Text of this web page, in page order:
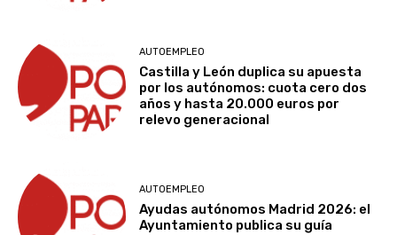
AUTOEMPLEO
Castilla y León duplica su apuesta
por los autónomos: cuota cero dos
años y hasta 20.000 euros por
relevo generacional
AUTOEMPLEO
Ayudas autónomos Madrid 2026: el
Ayuntamiento publica su guía